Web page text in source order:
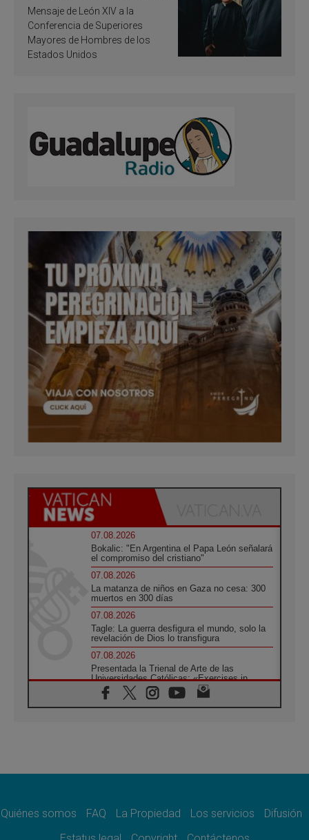
de inspiración y
santificación
Mensaje de León XIV a la
Conferencia de Superiores
Mayores de Hombres de los
Estados Unidos
07.08.2026
Bokalic: "En Argentina el Papa León señalará
el compromiso del cristiano"
07.08.2026
La matanza de niños en Gaza no cesa: 300
muertos en 300 días
07.08.2026
Tagle: La guerra desfigura el mundo, solo la
revelación de Dios lo transfigura
07.08.2026
Presentada la Trienal de Arte de las
Universidades Católicas: «Exercises in
Empathy»
07.08.2026
digital para mujeres líderes en África
Quiénes somos FAQ La Propiedad Los servicios
Difusión